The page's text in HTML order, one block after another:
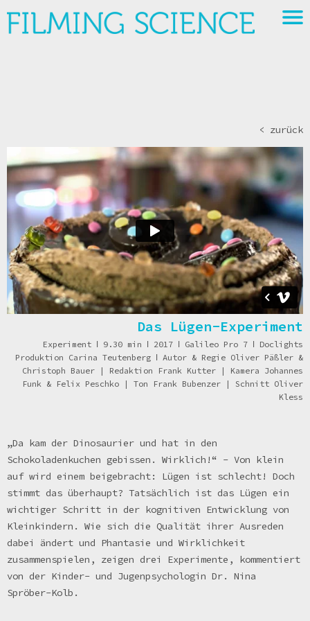
< zurück
Das Lügen-Experiment
Experiment ǀ 9.30 min ǀ 2017 ǀ Galileo Pro 7 ǀ Doclights
Produktion Carina Teutenberg ǀ Autor & Regie Oliver Päßler &
Christoph Bauer | Redaktion Frank Kutter | Kamera Johannes
Funk & Felix Peschko | Ton Frank Bubenzer | Schnitt Oliver
Kless
„Da kam der Dinosaurier und hat in den
Schokoladenkuchen gebissen. Wirklich!“ - Von klein
auf wird einem beigebracht: Lügen ist schlecht! Doch
stimmt das überhaupt? Tatsächlich ist das Lügen ein
wichtiger Schritt in der kognitiven Entwicklung von
Kleinkindern. Wie sich die Qualität ihrer Ausreden
dabei ändert und Phantasie und Wirklichkeit
zusammenspielen, zeigen drei Experimente, kommentiert
von der Kinder- und Jugenpsychologin Dr. Nina
Spröber-Kolb.